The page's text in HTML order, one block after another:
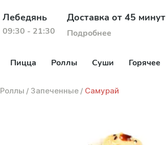
Лебедянь
09:30 - 21:30
Доставка от 45 минут
Подробнее
Пицца Роллы Суши Горячее
Роллы / Запеченные / Самурай